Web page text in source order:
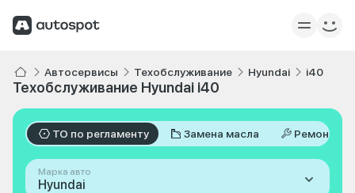
Автосервисы Техобслуживание Hyundai i40
Техобслуживание Hyundai i40
ТО по регламенту Замена масла Ремонт
Марка авто
Hyundai